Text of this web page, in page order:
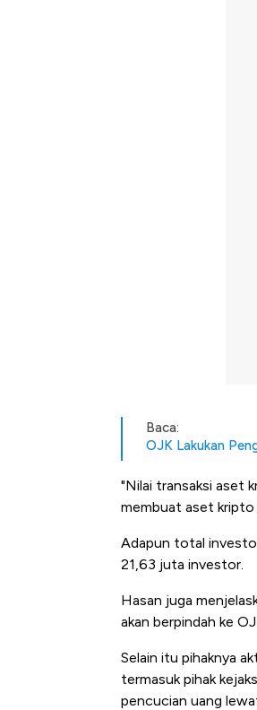
Baca:
OJK Lakukan
"Nilai transaksi aset
membuat aset kripto
Adapun total
21,63 juta investor.
Hasan juga
akan berpindah ke
Selain itu pihaknya
termasuk pihak
pencucian uang